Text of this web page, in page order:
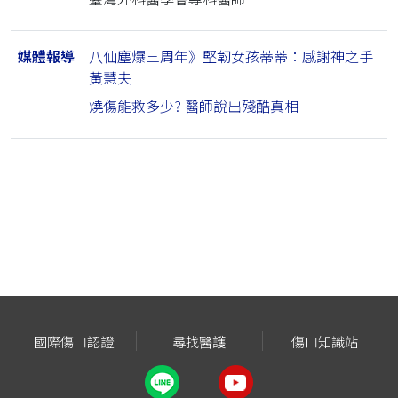
媒體報導
八仙塵爆三周年》堅韌女孩蒂蒂：感謝神之手
黃慧夫
燒傷能救多少? 醫師說出殘酷真相
國際傷口認證 尋找醫護 傷口知識站